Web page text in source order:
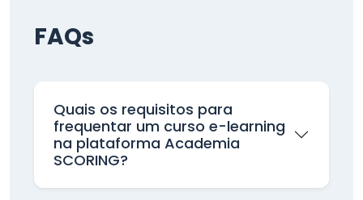
FAQs
Quais os requisitos para
frequentar um curso e-learning
na plataforma Academia
SCORING?